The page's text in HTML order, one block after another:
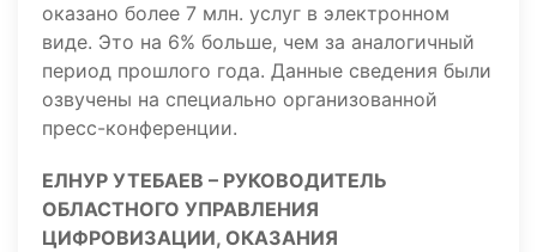
оказано более 7 млн. услуг в электронном
виде. Это на 6% больше, чем за аналогичный
период прошлого года. Данные сведения были
озвучены на специально организованной
пресс-конференции.
ЕЛНУР УТЕБАЕВ – РУКОВОДИТЕЛЬ
ОБЛАСТНОГО УПРАВЛЕНИЯ
ЦИФРОВИЗАЦИИ, ОКАЗАНИЯ